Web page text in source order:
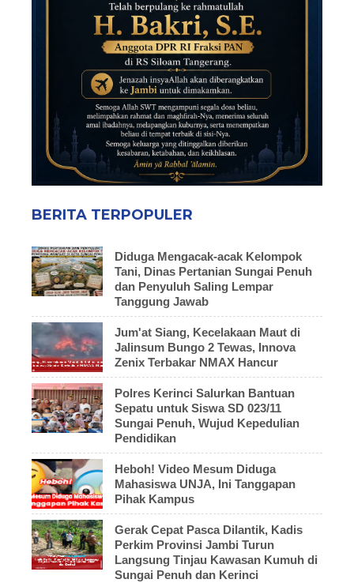
BERITA TERPOPULER
Diduga Mengacak-acak Kelompok
Tani, Dinas Pertanian Sungai Penuh
dan Penyuluh Saling Lempar
Tanggung Jawab
Jum'at Siang, Kecelakaan Maut di
Jalinsum Bungo 2 Tewas, Innova
Zenix Terbakar NMAX Hancur
Polres Kerinci Salurkan Bantuan
Sepatu untuk Siswa SD 023/11
Sungai Penuh, Wujud Kepedulian
Pendidikan
Heboh! Video Mesum Diduga
Mahasiswa UNJA, Ini Tanggapan
Pihak Kampus
Gerak Cepat Pasca Dilantik, Kadis
Perkim Provinsi Jambi Turun
Langsung Tinjau Kawasan Kumuh di
Sungai Penuh dan Kerinci